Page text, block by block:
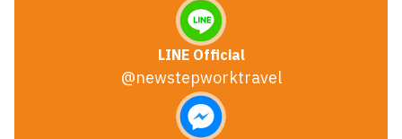
LINE Official
@newstepworktravel